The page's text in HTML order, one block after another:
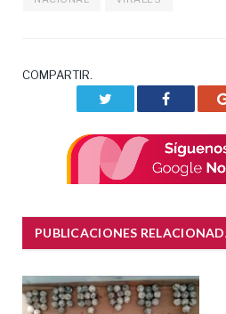
COMPARTIR.
Facebook
PUBLICACIONES